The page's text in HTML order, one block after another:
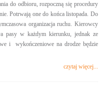
do odbioru, rozpoczną się procedury
Potrwają one do końca listopada. Do
organizacja ruchu. Kierowcy
pasy w każdym kierunku, jednak ze
i wykończeniowe na drodze będzie
czytaj więcej...